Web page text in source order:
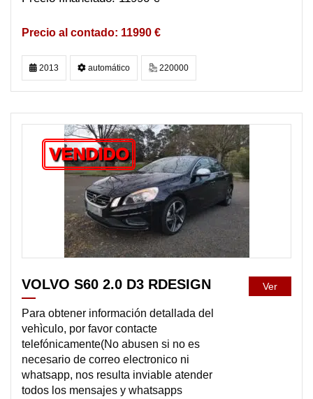
11990 €
2013 automático 220000
VENDIDO
VOLVO S60 2.0 D3 RDESIGN
Para obtener información detallada del
vehìculo, por favor contacte
telefónicamente(No abusen si no es
necesario de correo electronico ni
whatsapp, nos resulta inviable atender
todos los mensajes y whatsapps
Ver